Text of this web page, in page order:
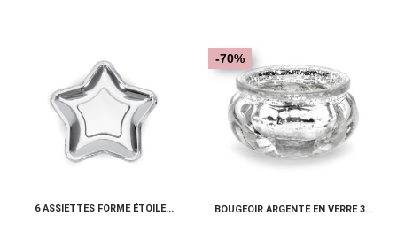
6 ASSIETTES FORME ÉTOILE... BOUGEOIR ARGENTÉ EN VERRE 3...
-70%